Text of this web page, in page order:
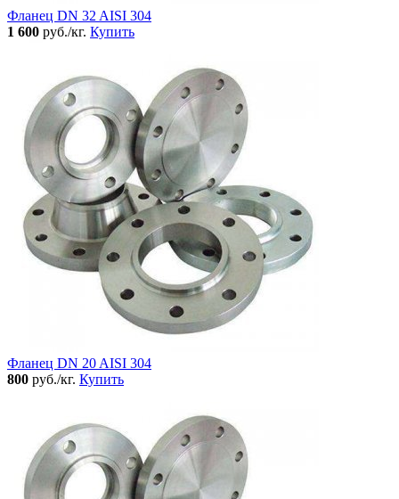
Фланец DN 32 AISI 304
1 600 руб./кг. Купить
Фланец DN 20 AISI 304
800 руб./кг. Купить